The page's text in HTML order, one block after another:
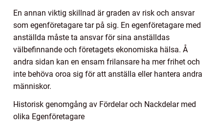
En annan viktig skillnad är graden av risk och ansvar
som egenföretagare tar på sig. En egenföretagare med
anställda måste ta ansvar för sina anställdas
välbefinnande och företagets ekonomiska hälsa. Å
andra sidan kan en ensam frilansare ha mer frihet och
inte behöva oroa sig för att anställa eller hantera andra
människor.
Historisk genomgång av Fördelar och Nackdelar med
olika Egenföretagare